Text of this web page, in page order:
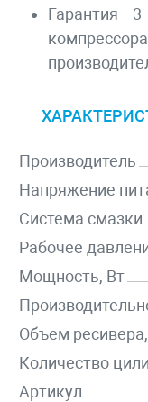
Гарантия
Производитель
Напряжение
Система смазки
Рабочее
Мощность, Вт
Объем
Количество
Артикул